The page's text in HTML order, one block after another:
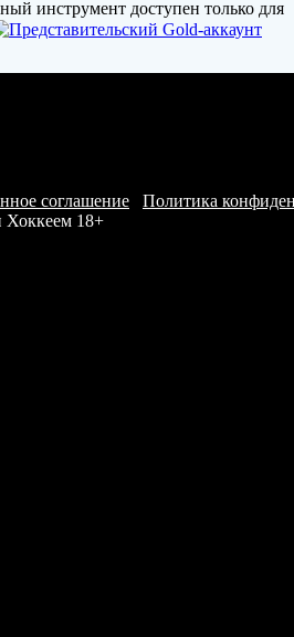
инструмент доступен только для
соглашение
Политика
Хоккеем 18+